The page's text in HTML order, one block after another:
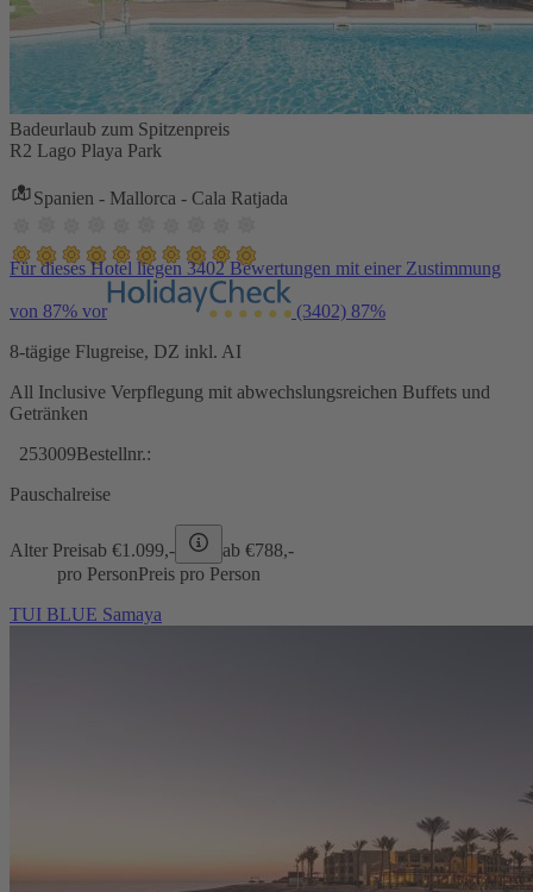
Badeurlaub zum Spitzenpreis
R2 Lago Playa Park
Spanien - Mallorca - Cala Ratjada
Für dieses Hotel liegen 3402 Bewertungen mit einer Zustimmung
von 87% vor (3402) 87%
8-tägige Flugreise, DZ inkl. AI
All Inclusive Verpflegung mit abwechslungsreichen Buffets und
Getränken
253009Bestellnr.:
Pauschalreise
Alter Preisab €1.099,- ab €788,-
pro PersonPreis pro Person
TUI BLUE Samaya